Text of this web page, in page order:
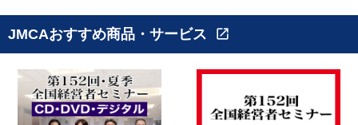
JMCAおすすめ商品・サービス open_in_new